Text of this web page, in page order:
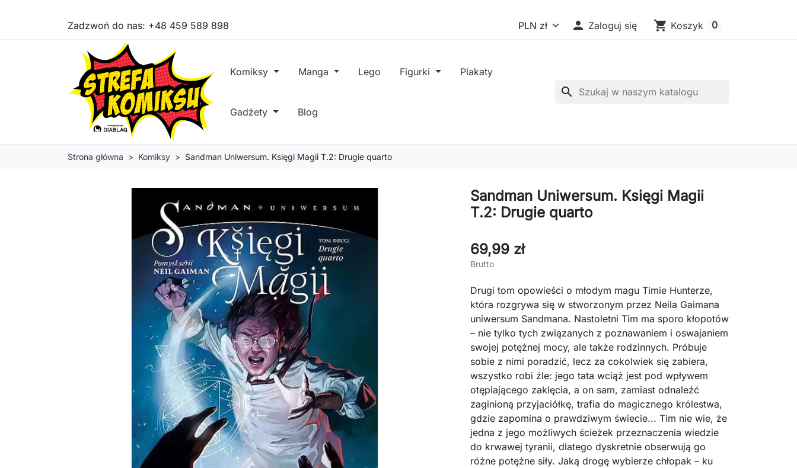
Zadzwoń do nas: +48 459 589 898  Zaloguj się shopping_cart Koszyk 0
Komiksy Manga Lego Figurki Plakaty
Gadżety Blog
search
Strona główna Komiksy Sandman Uniwersum. Księgi Magii T.2: Drugie quarto
Sandman Uniwersum. Księgi Magii
T.2: Drugie quarto
69,99 zł
Brutto
Drugi tom opowieści o młodym magu Timie Hunterze,
która rozgrywa się w stworzonym przez Neila Gaimana
uniwersum Sandmana. Nastoletni Tim ma sporo kłopotów
– nie tylko tych związanych z poznawaniem i oswajaniem
swojej potężnej mocy, ale także rodzinnych. Próbuje
sobie z nimi poradzić, lecz za cokolwiek się zabiera,
wszystko robi źle: jego tata wciąż jest pod wpływem
otępiającego zaklęcia, a on sam, zamiast odnaleźć
zaginioną przyjaciółkę, trafia do magicznego królestwa,
gdzie zapomina o prawdziwym świecie... Tim nie wie, że
jedna z jego możliwych ścieżek przeznaczenia wiedzie
do krwawej tyranii, dlatego dyskretnie obserwują go
różne potężne siły. Jaką drogę wybierze chłopak – ku